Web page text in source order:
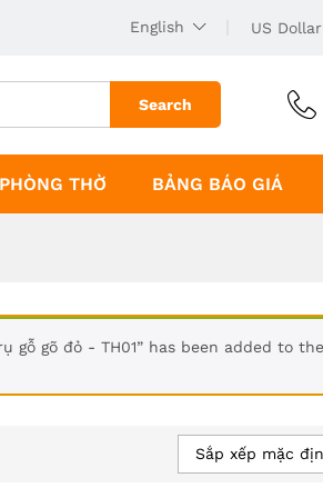
English US Dollar
Search
PHÒNG THỜ BẢNG BÁO GIÁ
gỗ gõ đỏ - TH01” has been added to
Sắp xếp mặc